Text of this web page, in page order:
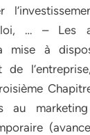
… – Les
mise à
de
au